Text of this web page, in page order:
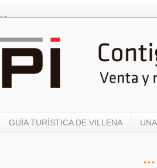
GUÍA TURÍSTICA DE VILLENA
...